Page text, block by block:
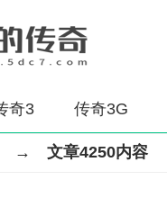
奇3 传奇3G
→ 文章4250内容